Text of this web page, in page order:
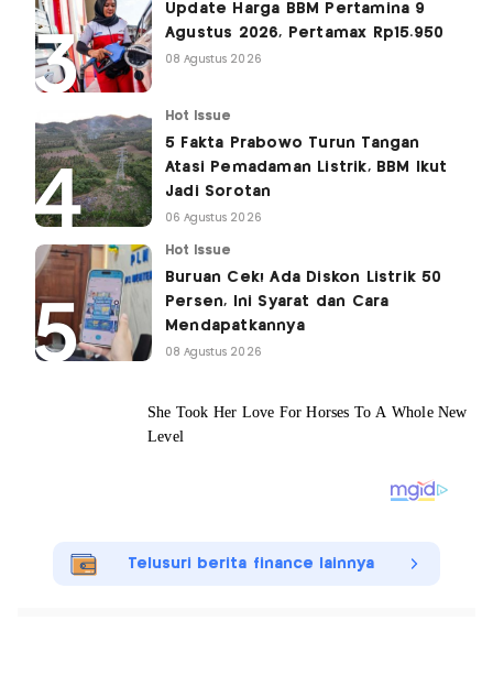
Update Harga BBM Pertamina 9
Agustus 2026, Pertamax Rp15.950
08 Agustus 2026
Hot Issue
5 Fakta Prabowo Turun Tangan
Atasi Pemadaman Listrik, BBM Ikut
Jadi Sorotan
06 Agustus 2026
Hot Issue
Buruan Cek! Ada Diskon Listrik 50
Persen, Ini Syarat dan Cara
Mendapatkannya
08 Agustus 2026
Telusuri berita finance lainnya